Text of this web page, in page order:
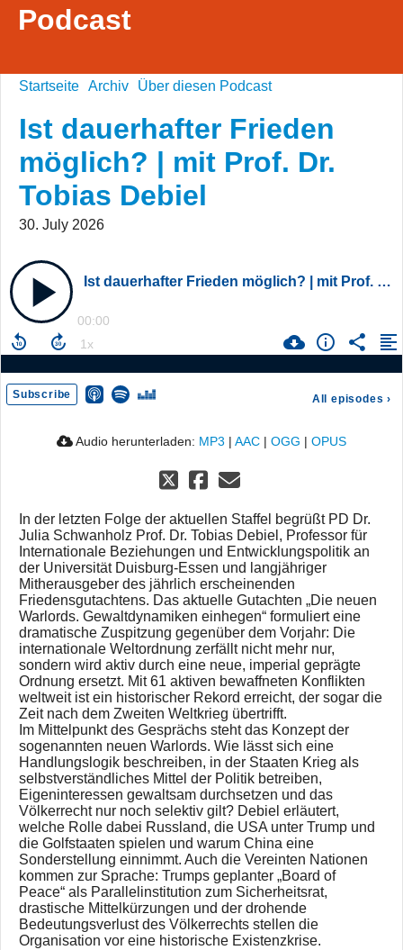
Podcast
Startseite Archiv Über diesen Podcast
Ist dauerhafter Frieden
möglich? | mit Prof. Dr.
Tobias Debiel
30. July 2026
Ist dauerhafter Frieden möglich? | mit Prof. Dr. Tobias Debiel
00:00
Subscribe All episodes ›
Audio herunterladen: MP3 | AAC | OGG | OPUS
In der letzten Folge der aktuellen Staffel begrüßt PD Dr.
Julia Schwanholz Prof. Dr. Tobias Debiel, Professor für
Internationale Beziehungen und Entwicklungspolitik an
der Universität Duisburg-Essen und langjähriger
Mitherausgeber des jährlich erscheinenden
Friedensgutachtens. Das aktuelle Gutachten „Die neuen
Warlords. Gewaltdynamiken einhegen“ formuliert eine
dramatische Zuspitzung gegenüber dem Vorjahr: Die
internationale Weltordnung zerfällt nicht mehr nur,
sondern wird aktiv durch eine neue, imperial geprägte
Ordnung ersetzt. Mit 61 aktiven bewaffneten Konflikten
weltweit ist ein historischer Rekord erreicht, der sogar die
Zeit nach dem Zweiten Weltkrieg übertrifft.
Im Mittelpunkt des Gesprächs steht das Konzept der
sogenannten neuen Warlords. Wie lässt sich eine
Handlungslogik beschreiben, in der Staaten Krieg als
selbstverständliches Mittel der Politik betreiben,
Eigeninteressen gewaltsam durchsetzen und das
Völkerrecht nur noch selektiv gilt? Debiel erläutert,
welche Rolle dabei Russland, die USA unter Trump und
die Golfstaaten spielen und warum China eine
Sonderstellung einnimmt. Auch die Vereinten Nationen
kommen zur Sprache: Trumps geplanter „Board of
Peace“ als Parallelinstitution zum Sicherheitsrat,
drastische Mittelkürzungen und der drohende
Bedeutungsverlust des Völkerrechts stellen die
Organisation vor eine historische Existenzkrise.